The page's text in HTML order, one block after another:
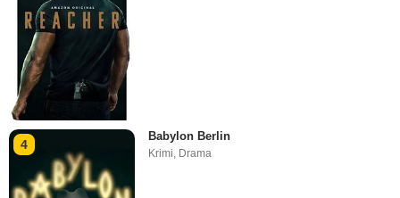
4
Babylon Berlin
Krimi, Drama